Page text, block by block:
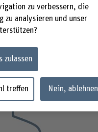
zu verbessern, die
zu analysieren und unser
zulassen
treffen Nein, ablehnen